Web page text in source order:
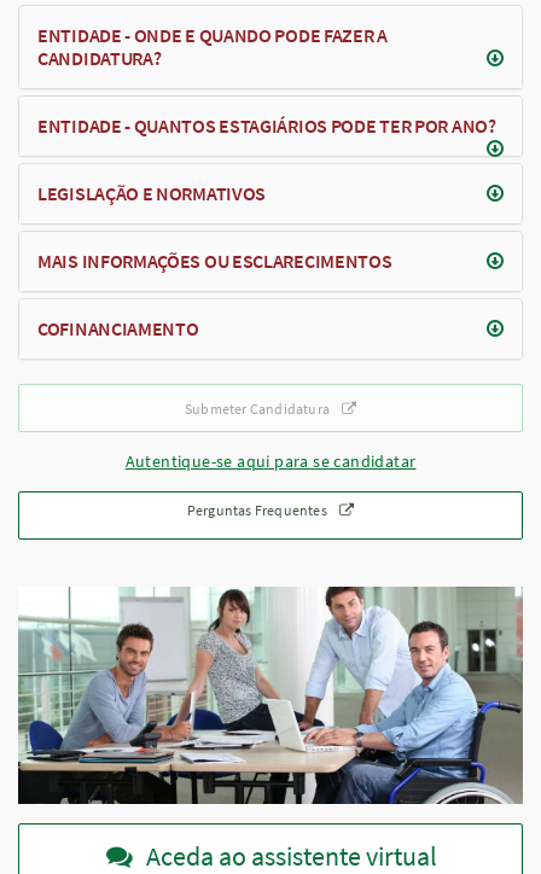
ENTIDADE - ONDE E QUANDO PODE FAZER A
CANDIDATURA?
ENTIDADE - QUANTOS ESTAGIÁRIOS PODE TER POR ANO?
LEGISLAÇÃO E NORMATIVOS
MAIS INFORMAÇÕES OU ESCLARECIMENTOS
COFINANCIAMENTO
Submeter Candidatura
Autentique-se aqui para se candidatar
Perguntas Frequentes
Aceda ao assistente virtual